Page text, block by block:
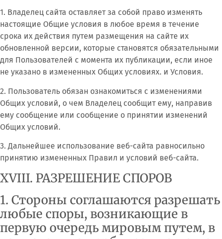
1. Владелец сайта оставляет за собой право изменять
настоящие Общие условия в любое время в течение
срока их действия путем размещения на сайте их
обновленной версии, которые становятся обязательными
для Пользователей с момента их публикации, если иное
не указано в измененных Общих условиях. и Условия.
2. Пользователь обязан ознакомиться с изменениями
Общих условий, о чем Владелец сообщит ему, направив
ему сообщение или сообщение о принятии изменений
Общих условий.
3. Дальнейшее использование веб-сайта равносильно
принятию измененных Правил и условий веб-сайта.
XVIII. РАЗРЕШЕНИЕ СПОРОВ
1. Стороны соглашаются разрешать
любые споры, возникающие в
первую очередь мировым путем, в